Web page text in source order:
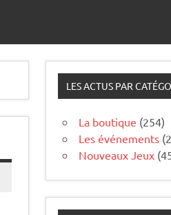
LES ACTUS PAR
La boutique (254)
Les événements
Nouveaux Jeux